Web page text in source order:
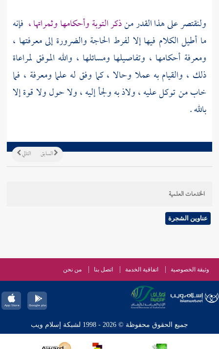
ولنقتصر على هذا القدر منذكر التوبة وأحكامها وثمراتها ، فإنه
ما أطيل الكلام فيها إلا لفرط الحاجة والضرورة إلى معرفتها ،
ومعرفة أحكامها ، وتفاصيلها ومسائلها ، والله الموفق لمراعاة
ذلك ، والقيام به عملا وحالا ، كما وفق له علما ومعرفة ، فما
خاب من توكل عليه ، ولاذ به ولجأ إليه ، ولا حول ولا قوة إلا
بالله .
التالي السابق
الخدمات العلمية
عناوين الشجرة
وثيقة الخصوصية اتفاقية الخدمة اتصل بنا من نحن
جميع الحقوق محفوظة © 2026 - 1998 لشبكة إسلام ويب